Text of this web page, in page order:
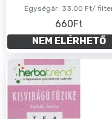
Egységár: 33.00 Ft/
660Ft
NEM ELÉRHETŐ